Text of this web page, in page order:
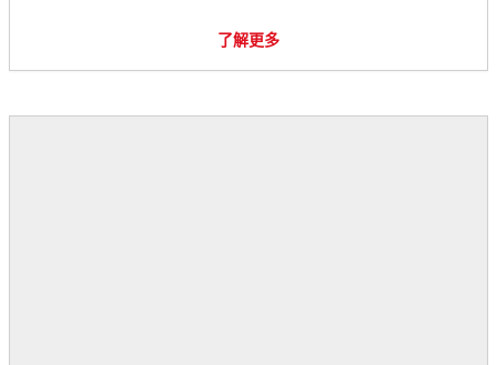
了解更多